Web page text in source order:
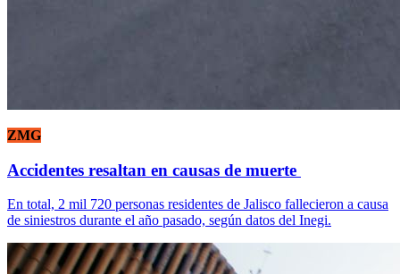
ZMG
Accidentes resaltan en causas de muerte
En total, 2 mil 720 personas residentes de Jalisco fallecieron a causa
de siniestros durante el año pasado, según datos del Inegi.